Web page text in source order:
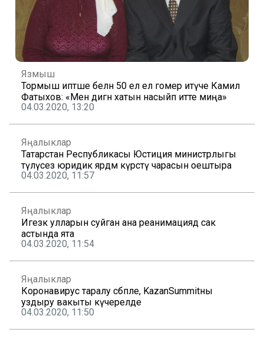
Язмыш
Тормыш иптәше белән 50 ел ел гомер итүче Камил
Фатыхов: «Менә дигән хатын насыйп итте миңа»
04.03.2020, 13:20
Яңалыклар
Татарстан Республикасы Юстиция министрлыгы
түләүсез юридик ярдәм күрсәтү чарасын оештыра
04.03.2020, 11:57
Яңалыклар
Игезәк улларын суйган ана реанимациядә сак
астында ята
04.03.2020, 11:54
Яңалыклар
Коронавирус таралу сәбәпле, KazanSummitны
уздыру вакыты күчерелде
04.03.2020, 11:50